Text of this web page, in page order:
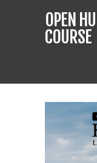
OPEN
COURSE